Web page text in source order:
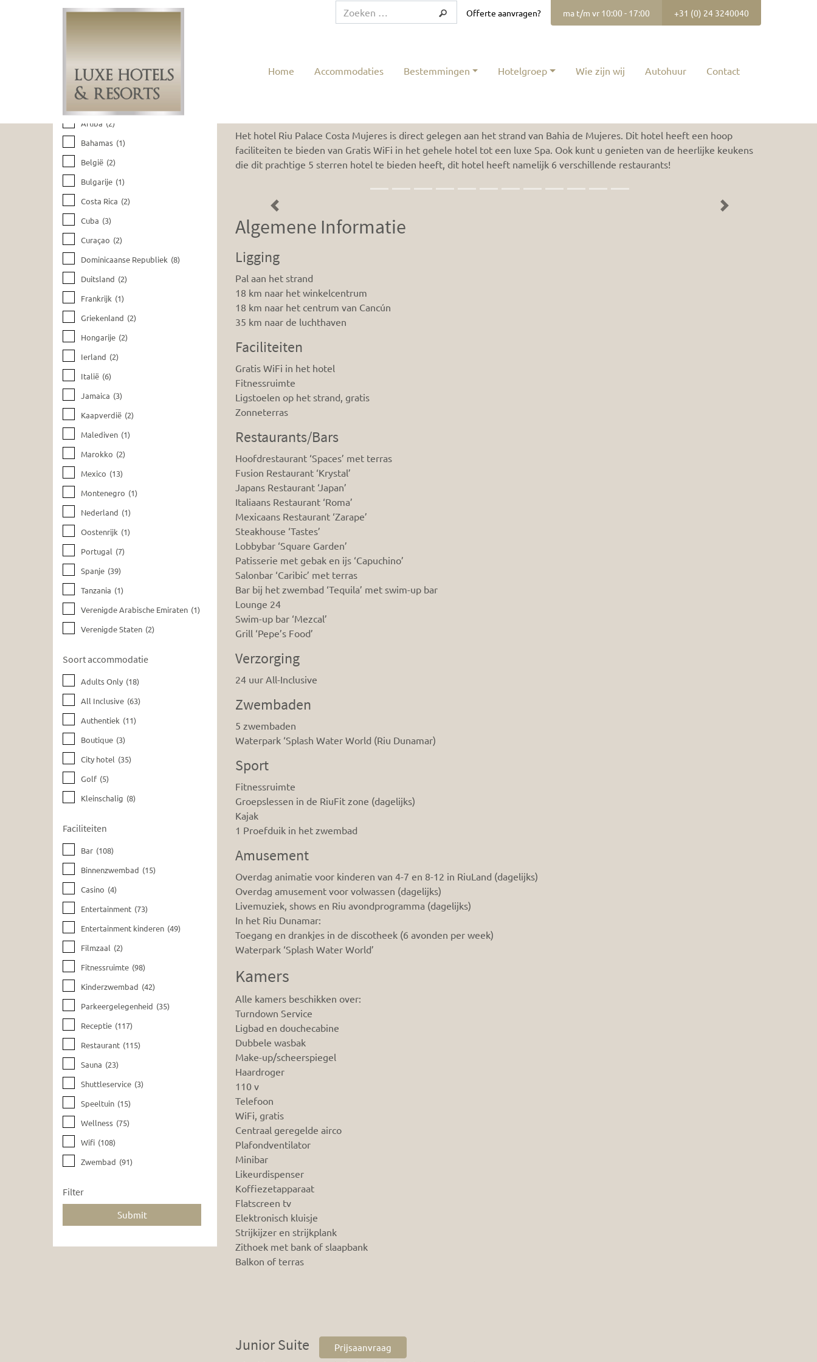
Offerte aanvragen? ma t/m vr 10:00 - 17:00 +31 (0) 24 3240040
Home Accommodaties Bestemmingen Hotelgroep Wie zijn wij Autohuur Contact
Bestemmingen
Aruba (2)
Bahamas (1)
België (2)
Bulgarije (1)
Costa Rica (2)
Cuba (3)
Curaçao (2)
Dominicaanse Republiek (8)
Duitsland (2)
Frankrijk (1)
Griekenland (2)
Hongarije (2)
Ierland (2)
Italië (6)
Jamaica (3)
Kaapverdië (2)
Malediven (1)
Marokko (2)
Mexico (13)
Montenegro (1)
Nederland (1)
Oostenrijk (1)
Portugal (7)
Spanje (39)
Tanzania (1)
Verenigde Arabische Emiraten (1)
Verenigde Staten (2)
Soort accommodatie
Adults Only (18)
All Inclusive (63)
Authentiek (11)
Boutique (3)
City hotel (35)
Golf (5)
Kleinschalig (8)
Faciliteiten
Bar (108)
Binnenzwembad (15)
Casino (4)
Entertainment (73)
Entertainment kinderen (49)
Filmzaal (2)
Fitnessruimte (98)
Kinderzwembad (42)
Parkeergelegenheid (35)
Receptie (117)
Restaurant (115)
Sauna (23)
Shuttleservice (3)
Speeltuin (15)
Wellness (75)
Wifi (108)
Zwembad (91)
Filter
Het hotel Riu Palace Costa Mujeres is direct gelegen aan het strand van Bahia de Mujeres. Dit hotel heeft een hoop
faciliteiten te bieden van Gratis WiFi in het gehele hotel tot een luxe Spa. Ook kunt u genieten van de heerlijke keukens
die dit prachtige 5 sterren hotel te bieden heeft, dit hotel heeft namelijk 6 verschillende restaurants!
Previous Next
Algemene Informatie
Ligging
Pal aan het strand
18 km naar het winkelcentrum
18 km naar het centrum van Cancún
35 km naar de luchthaven
Faciliteiten
Gratis WiFi in het hotel
Fitnessruimte
Ligstoelen op het strand, gratis
Zonneterras
Restaurants/Bars
Hoofdrestaurant ‘Spaces’ met terras
Fusion Restaurant ‘Krystal’
Japans Restaurant ‘Japan’
Italiaans Restaurant ‘Roma’
Mexicaans Restaurant ‘Zarape’
Steakhouse ‘Tastes’
Lobbybar ‘Square Garden’
Patisserie met gebak en ijs ‘Capuchino’
Salonbar ‘Caribic’ met terras
Bar bij het zwembad ‘Tequila’ met swim-up bar
Lounge 24
Swim-up bar ‘Mezcal’
Grill ‘Pepe’s Food’
Verzorging
24 uur All-Inclusive
Zwembaden
5 zwembaden
Waterpark ‘Splash Water World (Riu Dunamar)
Sport
Fitnessruimte
Groepslessen in de RiuFit zone (dagelijks)
Kajak
1 Proefduik in het zwembad
Amusement
Overdag animatie voor kinderen van 4-7 en 8-12 in RiuLand (dagelijks)
Overdag amusement voor volwassen (dagelijks)
Livemuziek, shows en Riu avondprogramma (dagelijks)
In het Riu Dunamar:
Toegang en drankjes in de discotheek (6 avonden per week)
Waterpark ‘Splash Water World’
Kamers
Alle kamers beschikken over:
Turndown Service
Ligbad en douchecabine
Dubbele wasbak
Make-up/scheerspiegel
Haardroger
110 v
Telefoon
WiFi, gratis
Centraal geregelde airco
Plafondventilator
Minibar
Likeurdispenser
Koffiezetapparaat
Flatscreen tv
Elektronisch kluisje
Strijkijzer en strijkplank
Zithoek met bank of slaapbank
Balkon of terras
Junior Suite Prijsaanvraag